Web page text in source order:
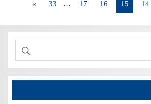
14
15
16
17
…
33
»